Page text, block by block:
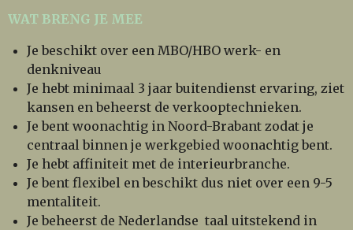
WAT BRENG JE MEE
Je beschikt over een MBO/HBO werk- en
denkniveau
Je hebt minimaal 3 jaar buitendienst ervaring, ziet
kansen en beheerst de verkooptechnieken.
Je bent woonachtig in Noord-Brabant zodat je
centraal binnen je werkgebied woonachtig bent.
Je hebt affiniteit met de interieurbranche.
Je bent flexibel en beschikt dus niet over een 9-5
mentaliteit.
Je beheerst de Nederlandse taal uitstekend in